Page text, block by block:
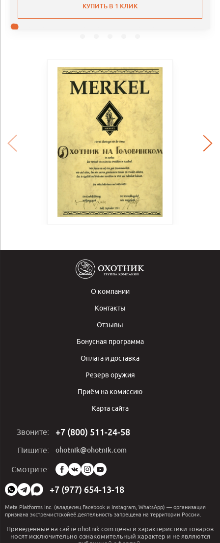
КУПИТЬ В 1 КЛИК
О компании
Контакты
Отзывы
Бонусная программа
Оплата и доставка
Резерв оружия
Приём на комиссию
Карта сайта
Звоните: +7 (800) 511-24-58
Пишите: ohotnik@ohotnik.com
Смотрите:
Мы
в
социальных
сетях:
+7 (977) 654-13-18
Meta Platforms Inc. (владелец Facebook и Instagram, WhatsApp) — организация
признана экстремистскойеё деятельность запрещена на территории России.
Приведенные на сайте ohotnik.com цены и характеристики товаров
носят исключительно ознакомительный характер и не являются